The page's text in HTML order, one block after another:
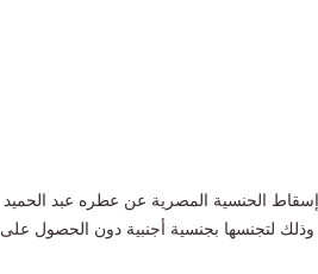
الحنسية المصرية عن عطره عبد الحميد
يونس، من مواليد إسرائيل بتاريخ 21 نوفمبر 2003، وذلك لتجنسها بجنسية أجنبية دون الحصول على